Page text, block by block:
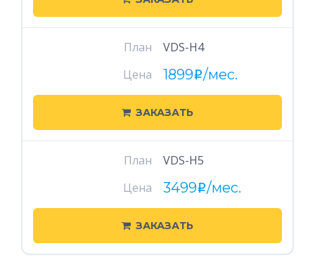
План
VDS-H4
Цена
1899i/мес.
ЗАКАЗАТЬ
План
VDS-H5
Цена
3499i/мес.
ЗАКАЗАТЬ